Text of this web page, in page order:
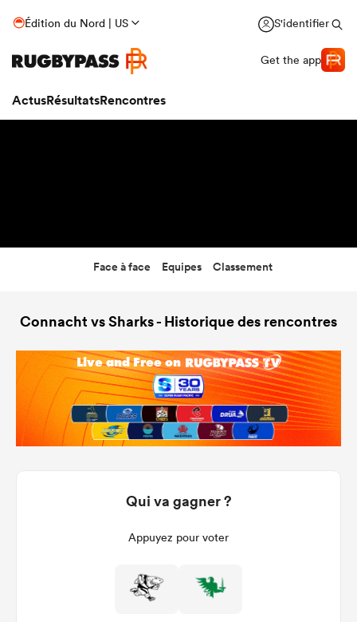
Édition du Nord | US S'identifier
Get the app
ActusRésultatsRencontres
Face à face Equipes Classement
Connacht vs Sharks - Historique des rencontres
Qui va gagner ?
Appuyez pour voter